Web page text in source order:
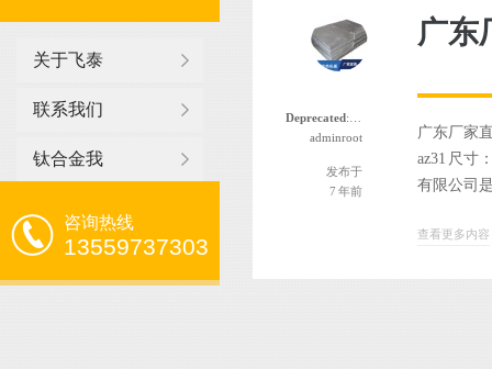
关于飞泰
联系我们
钛合金我
咨询热线
13559737303
Deprecated : 函数 the_author_nickname 自版本 2.8.0 起已
adminroot
发布于
7 年前
广东
广东厂家
az31 尺寸
有限公司
查看更多内容